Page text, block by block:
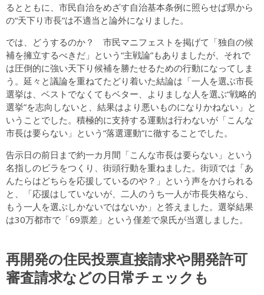
るとともに、市民自治をめざす自治基本条例に照らせば県から
の“天下り市長”は不適当と論外になりました。
では、どうするのか？ 市民マニフェストを掲げて「独自の候
補を擁立するべきだ」という“主戦論”もありましたが、それで
は圧倒的に強い天下り候補を勝たせるための行動になってしま
う。延々と議論を重ねてたどり着いた結論は「一人を選ぶ市長
選挙は、ベストでなくてもベター、よりましな人を選ぶ“戦略的
選挙”を志向しないと、結果はより悪いものになりかねない」と
いうことでした。積極的に支持する運動は行わないが「こんな
市長は要らない」という“落選運動”に徹することでした。
告示日の前日まで約一カ月間「こんな市長は要らない」という
名指しのビラをつくり、街頭行動を重ねました。街頭では「あ
んたらはどちらを応援しているのや？」という声をかけられる
と、「応援はしていないが、二人のうち一人が市長失格なら、
もう一人を選ぶしかないではないか」と答えました。選挙結果
は30万都市で「69票差」という僅差で泉氏が当選しました。
再開発の住民投票直接請求や開発許可
審査請求などの日常チェックも